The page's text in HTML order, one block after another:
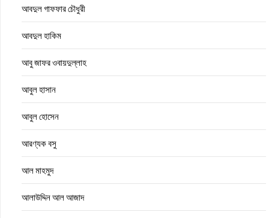
আবদুল গাফফার চৌধুরী
আবদুল হাকিম
আবু জাফর ওবায়দুল্লাহ
আবুল হাসান
আবুল হোসেন
আরণ্যক বসু
আল মাহমুদ
আলাউদ্দিন আল আজাদ